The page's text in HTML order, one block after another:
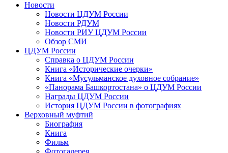
Новости
Новости ЦДУМ России
Новости РДУМ
Новости РИУ ЦДУМ России
Обзор СМИ
ЦДУМ России
Справка о ЦДУМ России
Книга «Исторические очерки»
Книга «Мусульманское духовное собрание»
«Панорама Башкортостана» о ЦДУМ России
Награды ЦДУМ России
История ЦДУМ России в фотографиях
Верховный муфтий
Биография
Книга
Фильм
Фотогалерея